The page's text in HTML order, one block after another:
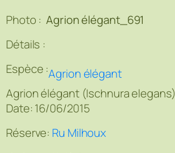
Photo :Agrion élégant_691
Détails :
Espèce :Agrion élégant
Agrion élégant (Ischnura elegans)
Date: 16/06/2015
Réserve: Ru Milhoux